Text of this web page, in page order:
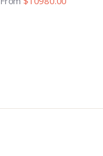
Paquete Completo. 15